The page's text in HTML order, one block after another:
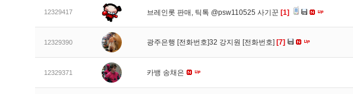
12329417 브레인롯 판매, 틱톡 @psw110525 사기꾼 [1]
12329390 광주은행 [전화번호]32 강지원 [전화번호] [7]
12329371 카뱅 송채은